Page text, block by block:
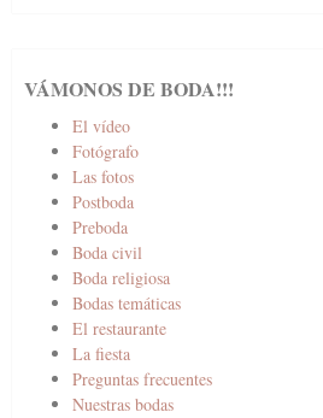
VÁMONOS DE BODA!!!
El vídeo
Fotógrafo
Las fotos
Postboda
Preboda
Boda civil
Boda religiosa
Bodas temáticas
El restaurante
La fiesta
Preguntas frecuentes
Nuestras bodas